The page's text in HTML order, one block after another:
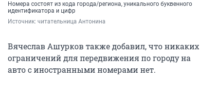
Номера состоят из кода города/региона, уникального буквенного
идентификатора и цифр
Источник: читательница Антонина
Вячеслав Ашурков также добавил, что никаких
ограничений дляпередвижения по городу на
авто с иностранными номерами нет.